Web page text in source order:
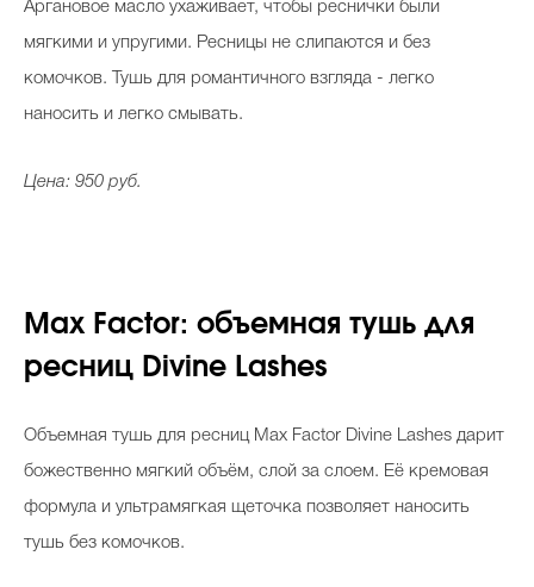
Аргановое масло ухаживает, чтобы реснички были
мягкими и упругими. Ресницы не слипаются и без
комочков. Тушь для романтичного взгляда - легко
наносить и легко смывать.
Цена: 950 руб.
Max Factor: объемная тушь для
ресниц Divine Lashes
Объемная тушь для ресниц Max Factor Divine Lashes дарит
божественно мягкий объём, слой за слоем. Её кремовая
формула и ультрамягкая щеточка позволяет наносить
тушь без комочков.